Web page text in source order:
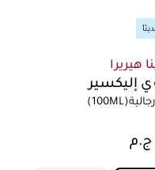
هيريرا
إليكسير
(100ML)